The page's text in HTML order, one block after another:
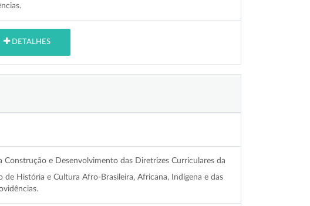
DETALHES
e Desenvolvimento das Diretrizes Curriculares da
de História e Cultura Afro-Brasileira, Africana, Indígena e das